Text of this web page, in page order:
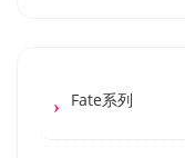
Fate系列